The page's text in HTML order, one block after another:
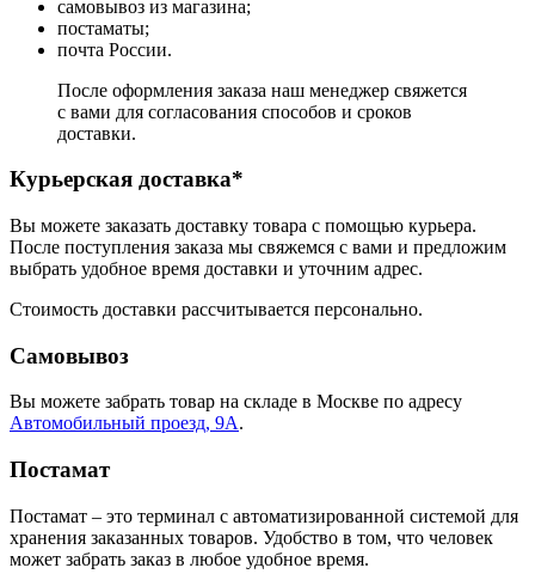
самовывоз из магазина;
постаматы;
почта России.
После оформления заказа наш менеджер свяжется
с вами для согласования способов и сроков
доставки.
Курьерская доставка*
Вы можете заказать доставку товара с помощью курьера.
После поступления заказа мы свяжемся с вами и предложим
выбрать удобное время доставки и уточним адрес.
Стоимость доставки рассчитывается персонально.
Самовывоз
Вы можете забрать товар на складе в Москве по адресу
Автомобильный проезд, 9А.
Постамат
Постамат – это терминал с автоматизированной системой для
хранения заказанных товаров. Удобство в том, что человек
может забрать заказ в любое удобное время.